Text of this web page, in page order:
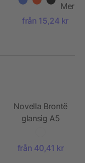
Mer
från 15,24 kr
Novella Brontë
glansig A5
med hårt
omslag , 100
från 40,41 kr